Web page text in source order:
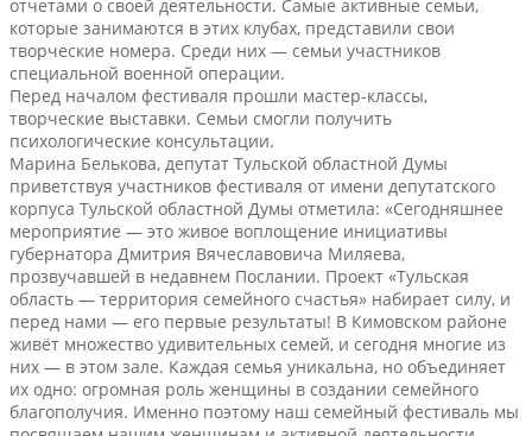
отчетами о своей деятельности. Самые активные семьи,
которые занимаются в этих клубах, представили свои
творческие номера. Среди них — семьи участников
специальной военной операции.
Перед началом фестиваля прошли мастер-классы,
творческие выставки. Семьи смогли получить
психологические консультации.
Марина Белькова, депутат Тульской областной Думы
приветствуя участников фестиваля от имени депутатского
корпуса Тульской областной Думы отметила: «Сегодняшнее
мероприятие — это живое воплощение инициативы
губернатора Дмитрия Вячеславовича Миляева,
прозвучавшей в недавнем Послании. Проект «Тульская
область — территория семейного счастья» набирает силу, и
перед нами — его первые результаты! В Кимовском районе
живёт множество удивительных семей, и сегодня многие из
них — в этом зале. Каждая семья уникальна, но объединяет
их одно: огромная роль женщины в создании семейного
благополучия. Именно поэтому наш семейный фестиваль мы